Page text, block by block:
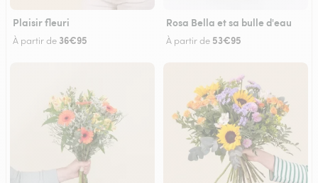
Plaisir fleuri
À partir de 36€95
Rosa Bella et sa bulle d'eau
À partir de 53€95